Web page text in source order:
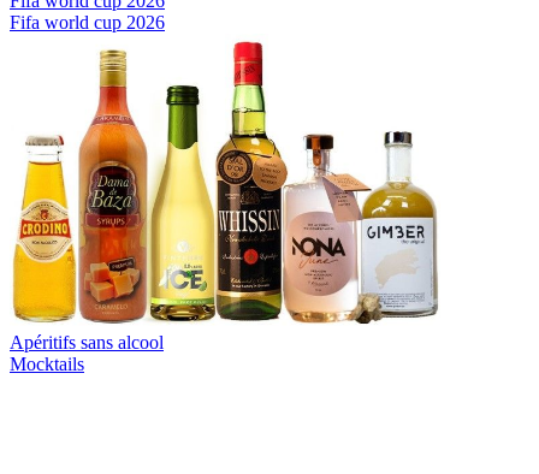
Fifa world cup 2026
Apéritifs sans alcool
Mocktails